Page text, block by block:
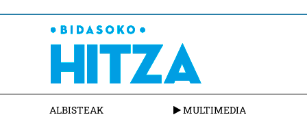
ALBISTEAK MULTIMEDIA